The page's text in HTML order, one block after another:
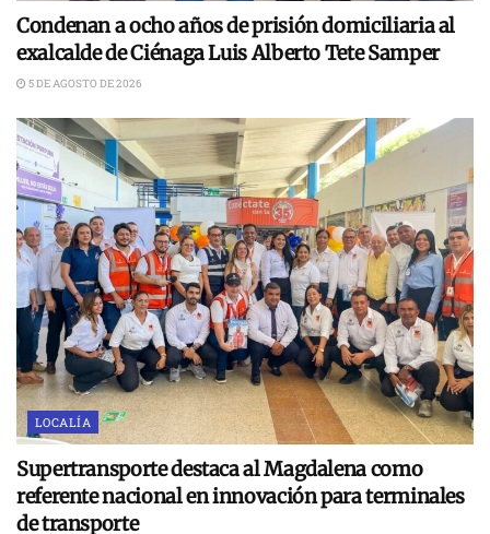
Condenan a ocho años de prisión domiciliaria al
exalcalde de Ciénaga Luis Alberto Tete Samper
5 DE AGOSTO DE 2026
LOCALÍA
Supertransporte destaca al Magdalena como
referente nacional en innovación para terminales
de transporte